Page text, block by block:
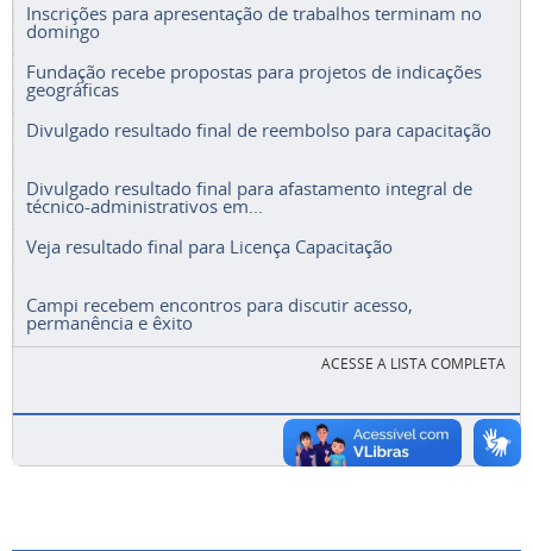
Inscrições para apresentação de trabalhos terminam no
domingo
Fundação recebe propostas para projetos de indicações
geográficas
Divulgado resultado final de reembolso para capacitação
Divulgado resultado final para afastamento integral de
técnico-administrativos em...
Veja resultado final para Licença Capacitação
Campi recebem encontros para discutir acesso,
permanência e êxito
ACESSE A LISTA COMPLETA